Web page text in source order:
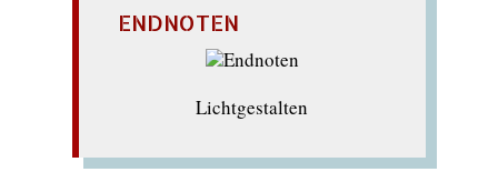
ENDNOTEN
Lichtgestalten